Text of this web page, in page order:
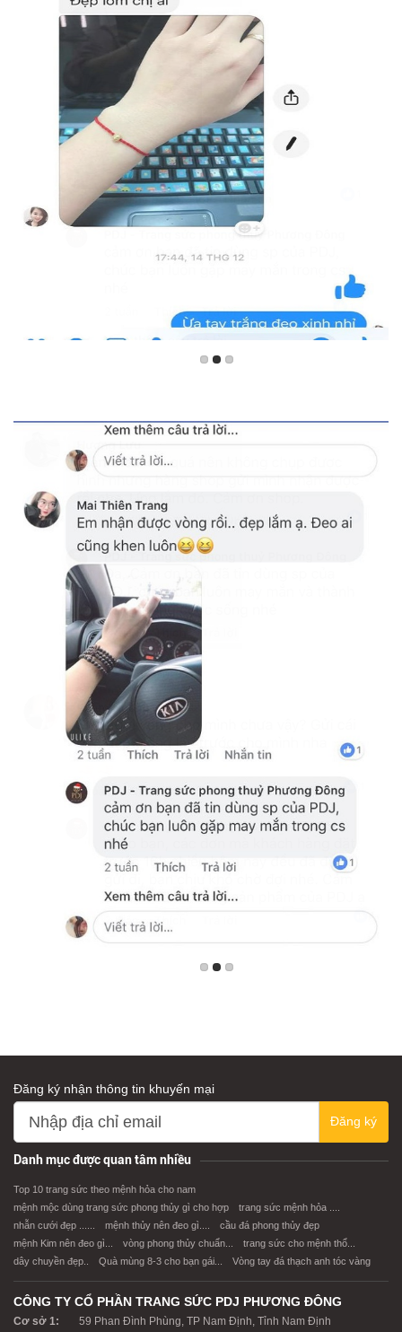
Đăng ký nhận thông tin khuyến mại
Đăng ký
Danh mục được quan tâm nhiều
Top 10 trang sức theo mệnh hỏa cho nam
mệnh mộc dùng trang sức phong thủy gì cho hợp
trang sức mệnh hỏa ....
nhẫn cưới đẹp ......
mệnh thủy nên đeo gì....
cầu đá phong thủy đẹp
mệnh Kim nên đeo gì...
vòng phong thủy chuẩn...
trang sức cho mệnh thổ...
dây chuyền đẹp..
Quà mùng 8-3 cho bạn gái... Vòng tay đá thạch anh tóc vàng
CÔNG TY CỔ PHẦN TRANG SỨC PDJ PHƯƠNG ĐÔNG
Cơ sở 1: 59 Phan Đình Phùng, TP Nam Định, Tỉnh Nam Định